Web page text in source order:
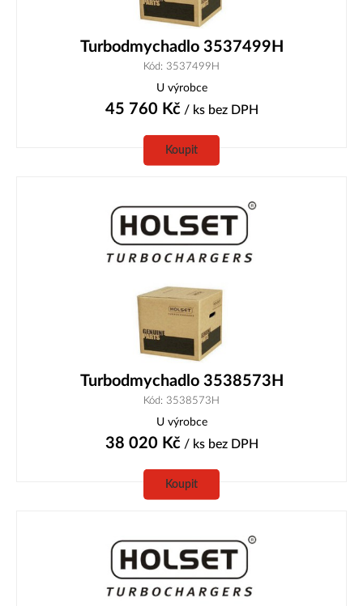
Turbodmychadlo 3537499H
Kód: 3537499H
U výrobce
45 760 Kč/ ks bez DPH
Koupit
Turbodmychadlo 3538573H
Kód: 3538573H
U výrobce
38 020 Kč/ ks bez DPH
Koupit